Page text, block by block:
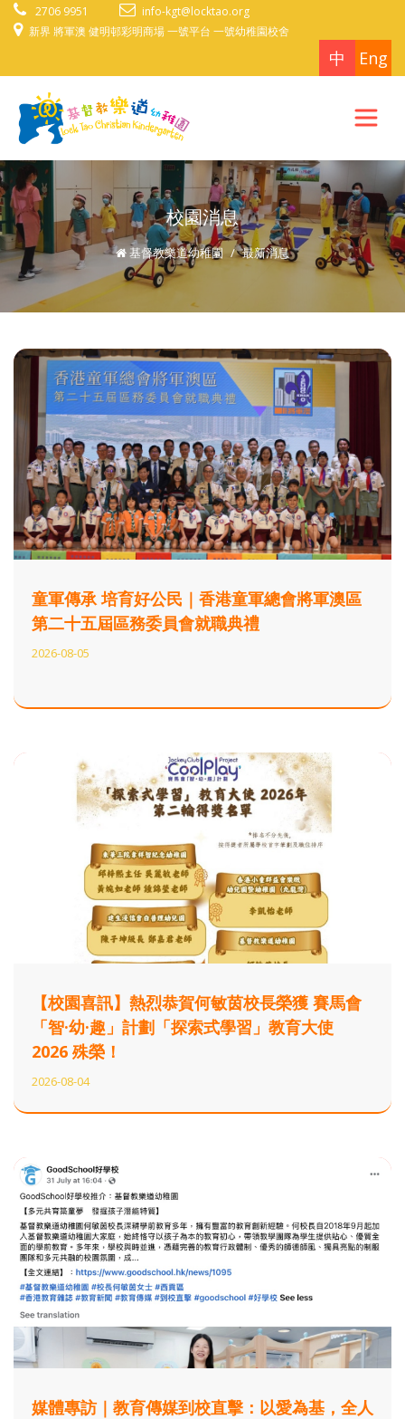
2706 9951
info-kgt@locktao.org
新界 將軍澳 健明邨彩明商場 一號平台 一號幼稚園校舍
中 Eng
校園消息
基督教樂道幼稚園 最新消息
童軍傳承 培育好公民｜香港童軍總會將軍澳區
第二十五屆區務委員會就職典禮
2026-08-05
【校園喜訊】熱烈恭賀何敏茵校長榮獲 賽馬會
「智·幼·趣」計劃「探索式學習」教育大使
2026 殊榮！
2026-08-04
媒體專訪｜教育傳媒到校直擊：以愛為基，全人